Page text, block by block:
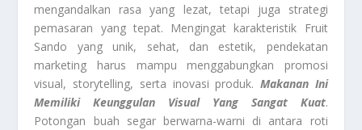
mengandalkan rasa yang lezat, tetapi juga strategi
pemasaran yang tepat. Mengingat karakteristik Fruit
Sando yang unik, sehat, dan estetik, pendekatan
marketing harus mampu menggabungkan promosi
visual, storytelling, serta inovasi produk. Makanan Ini
Memiliki Keunggulan Visual Yang Sangat Kuat.
Potongan buah segar berwarna-warni di antara roti